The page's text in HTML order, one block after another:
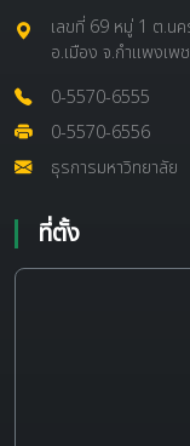
เลขที่ 69 หมู่ 1 ต.น
อ.เมือง จ.กำแพงเ
0-5570-6555
0-5570-6556
ธุรการมหาวิทยาลัย
ที่ตั้ง